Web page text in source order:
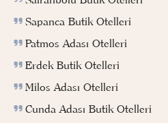
Sapanca Butik Otelleri
Patmos Adası Otelleri
Erdek Butik Otelleri
Milos Adası Otelleri
Cunda Adası Butik Otelleri